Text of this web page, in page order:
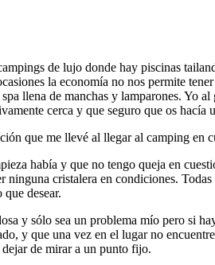
de lujo donde hay piscinas
la economía no nos permite
llena de manchas y lamparones. Yo
cerca y que seguro que os hacía
que me llevé al llegar al camping en
había y que no tengo queja en
ninguna cristalera en condiciones.
desear.
y sólo sea un problema mío pero si
y que una vez en el lugar no
de mirar a un punto fijo.